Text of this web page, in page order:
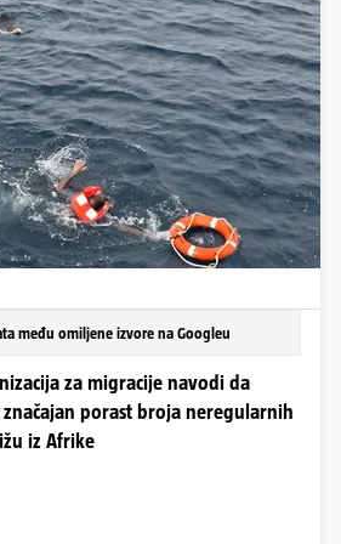
među omiljene izvore na Googleu
za migracije navodi da
porast broja neregularnih
iz Afrike